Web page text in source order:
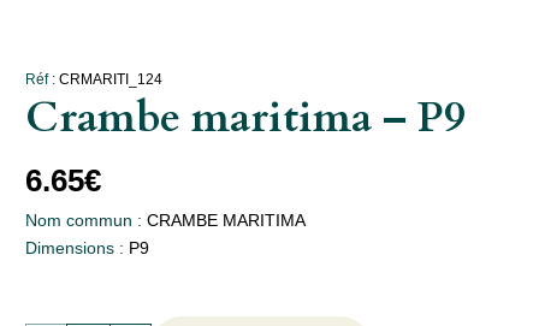
Réf : CRMARITI_124
Crambe maritima – P9
6.65€
Nom commun : CRAMBE MARITIMA
Dimensions : P9